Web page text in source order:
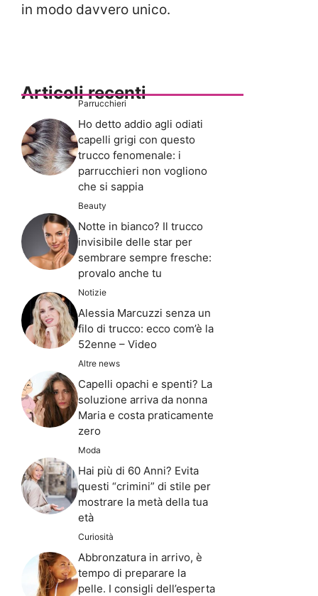
in modo davvero unico.
Articoli recenti
Parrucchieri
Ho detto addio agli odiati
capelli grigi con questo
trucco fenomenale: i
parrucchieri non vogliono
che si sappia
Beauty
Notte in bianco? Il trucco
invisibile delle star per
sembrare sempre fresche:
provalo anche tu
Notizie
Alessia Marcuzzi senza un
filo di trucco: ecco com’è la
52enne – Video
Altre news
Capelli opachi e spenti? La
soluzione arriva da nonna
Maria e costa praticamente
zero
Moda
Hai più di 60 Anni? Evita
questi “crimini” di stile per
mostrare la metà della tua
età
Curiosità
Abbronzatura in arrivo, è
tempo di preparare la
pelle. I consigli dell’esperta